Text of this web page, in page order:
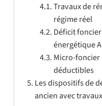
Travaux de
régime réel
Déficit
énergétique
Micro-
déductibles
Les dispositifs de
ancien avec travaux